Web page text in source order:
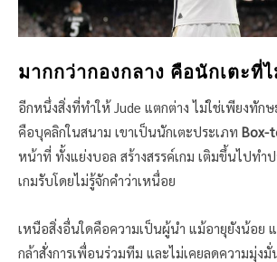
มากกว่ากองกลาง คือนักเตะที่
อีกหนึ่งสิ่งที่ทำให้ Jude แตกต่าง ไม่ใช่เพียงทัก
คือบุคลิกในสนาม เขาเป็นนักเตะประเภท Box-
หน้าที่ ทั้งแย่งบอล สร้างสรรค์เกม เติมขึ้นไปทำ
เกมรับโดยไม่รู้จักคำว่าเหนื่อย
เหนือสิ่งอื่นใดคือความเป็นผู้นำ แม้อายุยังน้อย แ
กล้าสั่งการเพื่อนร่วมทีม และไม่เคยลดความมุ่ง